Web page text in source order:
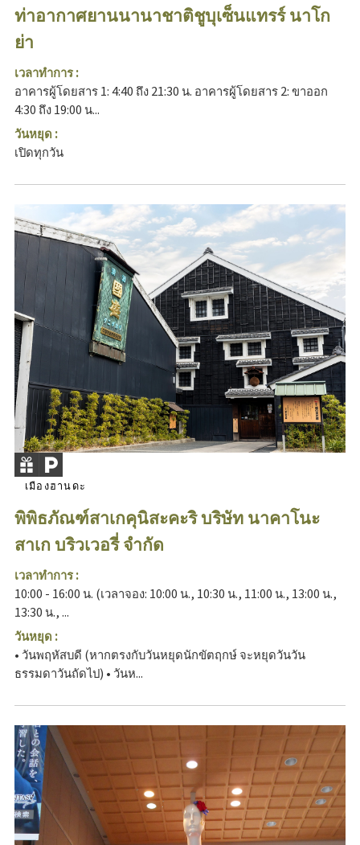
ท่าอากาศยานนานาชาติชูบุเซ็นแทรร์ นาโก
ย่า
เวลาทำการ :
อาคารผู้โดยสาร 1: 4:40 ถึง 21:30 น. อาคารผู้โดยสาร 2: ขาออก
4:30 ถึง 19:00 น...
วันหยุด :
เปิดทุกวัน
เมืองฮานดะ
พิพิธภัณฑ์สาเกคุนิสะคะริ บริษัท นาคาโนะ
สาเก บริวเวอรี่ จำกัด
เวลาทำการ :
10:00 - 16:00 น. (เวลาจอง: 10:00 น., 10:30 น., 11:00 น., 13:00 น.,
13:30 น., ...
วันหยุด :
• วันพฤหัสบดี (หากตรงกับวันหยุดนักขัตฤกษ์ จะหยุดวันวัน
ธรรมดาวันถัดไป) • วันห...